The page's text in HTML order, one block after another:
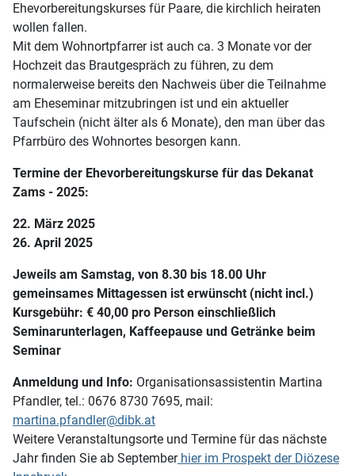
Ehevorbereitungskurses für Paare, die kirchlich heiraten
wollen fallen.
Mit dem Wohnortpfarrer ist auch ca. 3 Monate vor der
Hochzeit das Brautgespräch zu führen, zu dem
normalerweise bereits den Nachweis über die Teilnahme
am Eheseminar mitzubringen ist und ein aktueller
Taufschein (nicht älter als 6 Monate), den man über das
Pfarrbüro des Wohnortes besorgen kann.
Termine der Ehevorbereitungskurse für das Dekanat
Zams - 2025:
22. März 2025
26. April 2025
Jeweils am Samstag, von 8.30 bis 18.00 Uhr
gemeinsames Mittagessen ist erwünscht (nicht incl.)
Kursgebühr: € 40,00 pro Person einschließlich
Seminarunterlagen, Kaffeepause und Getränke beim
Seminar
Anmeldung und Info: Organisationsassistentin Martina
Pfandler, tel.: 0676 8730 7695, mail:
martina.pfandler@dibk.at
Weitere Veranstaltungsorte und Termine für das nächste
Jahr finden Sie ab Septemberhier im Prospekt der Diözese